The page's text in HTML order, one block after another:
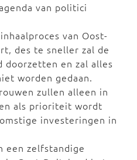
van politici
van Oost-
des te sneller zal de
doorzetten en zal alles
worden gedaan.
zullen alleen in
als prioriteit wordt
investeringen in
een zelfstandige